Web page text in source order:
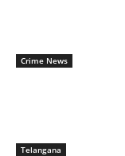
Crime News
Telangana